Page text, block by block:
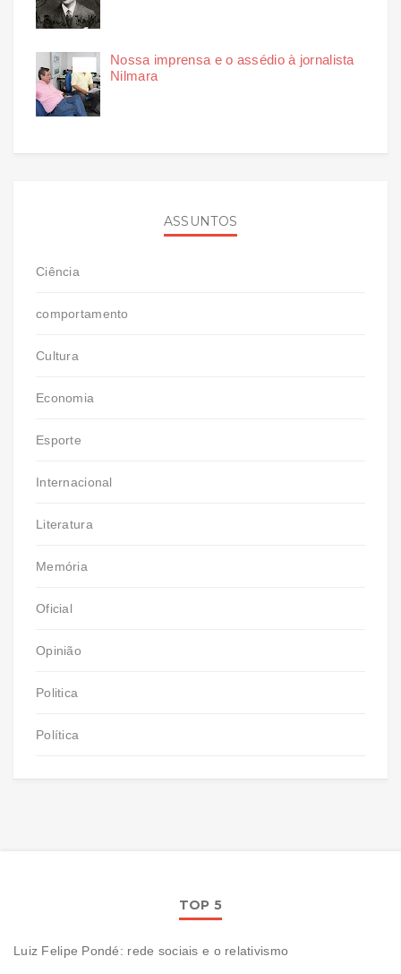
Nossa imprensa e o assédio à jornalista
Nilmara
ASSUNTOS
Ciência
comportamento
Cultura
Economia
Esporte
Internacional
Literatura
Memória
Oficial
Opinião
Politica
Política
TOP 5
Luiz Felipe Pondé: rede sociais e o relativismo